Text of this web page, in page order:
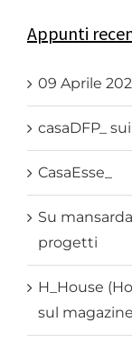
Appunti
09 Aprile
casaDFP_
CasaEsse_
Su
progetti
H_House
sul